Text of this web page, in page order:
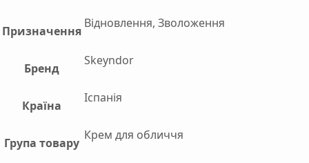
Призначення
Відновлення, Зволоження
Бренд
Skeyndor
Країна
Іспанія
Група товару
Крем для обличчя